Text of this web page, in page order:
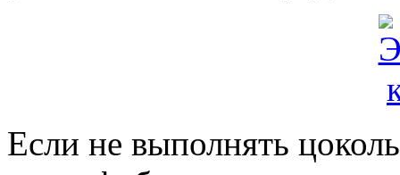
Если не выполнять